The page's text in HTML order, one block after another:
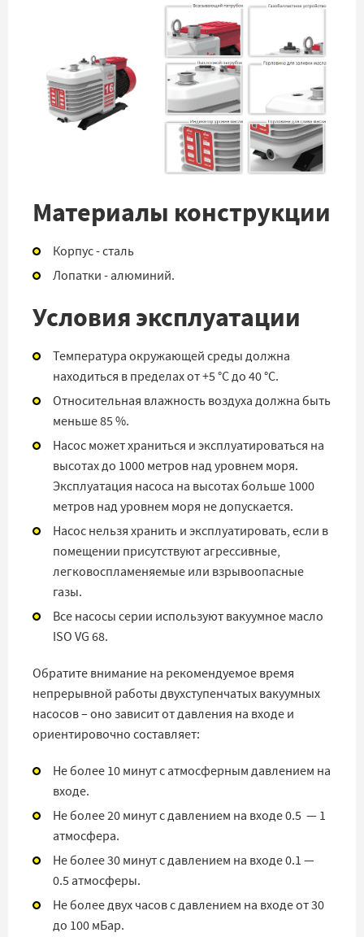
Материалы конструкции
Корпус - сталь
Лопатки - алюминий.
Условия эксплуатации
Температура окружающей среды должна
находиться в пределах от +5 °С до 40 °С.
Относительная влажность воздуха должна быть
меньше 85 %.
Насос может храниться и эксплуатироваться на
высотах до 1000 метров над уровнем моря.
Эксплуатация насоса на высотах больше 1000
метров над уровнем моря не допускается.
Насос нельзя хранить и эксплуатировать, если в
помещении присутствуют агрессивные,
легковоспламеняемые или взрывоопасные
газы.
Все насосы серии используют вакуумное масло
ISO VG 68.
Обратите внимание на рекомендуемое время
непрерывной работы двухступенчатых вакуумных
насосов – оно зависит от давления на входе и
ориентировочно составляет:
Не более 10 минут с атмосферным давлением на
входе.
Не более 20 минут с давлением на входе 0.5 — 1
атмосфера.
Не более 30 минут с давлением на входе 0.1 —
0.5 атмосферы.
Не более двух часов с давлением на входе от 30
до 100 мБар.